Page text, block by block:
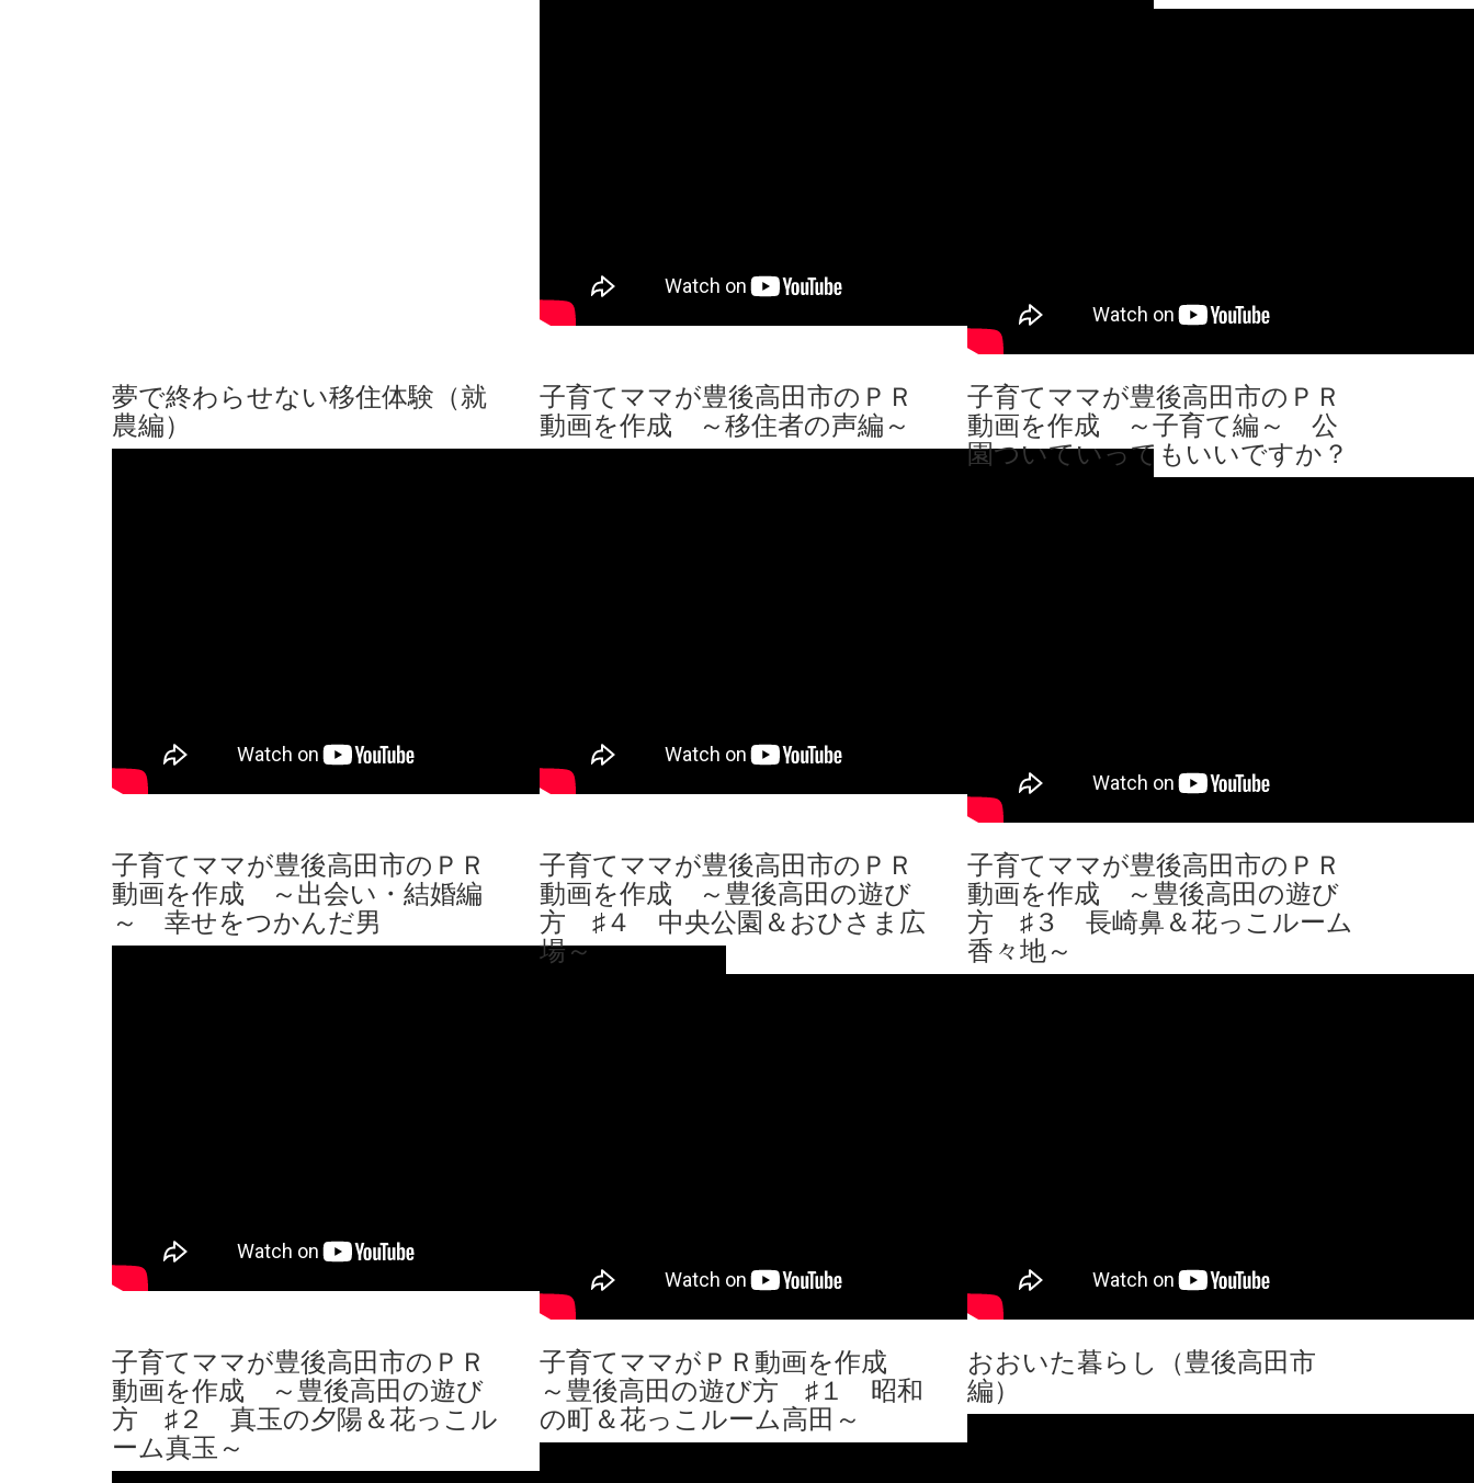
夢で終わらせない移住体験（就
農編）
子育てママが豊後高田市のＰＲ
動画を作成 ～移住者の声編～
子育てママが豊後高田市のＰＲ
動画を作成 ～子育て編～ 公
園ついていってもいいですか？
子育てママが豊後高田市のＰＲ
動画を作成 ～出会い・結婚編
～ 幸せをつかんだ男
子育てママが豊後高田市のＰＲ
動画を作成 ～豊後高田の遊び
方 ♯４ 中央公園＆おひさま広
場～
子育てママが豊後高田市のＰＲ
動画を作成 ～豊後高田の遊び
方 ♯３ 長崎鼻＆花っこルーム
香々地～
子育てママが豊後高田市のＰＲ
動画を作成 ～豊後高田の遊び
方 ♯２ 真玉の夕陽＆花っこル
ーム真玉～
子育てママがＰＲ動画を作成
～豊後高田の遊び方 ♯１ 昭和
の町＆花っこルーム高田～
おおいた暮らし（豊後高田市
編）